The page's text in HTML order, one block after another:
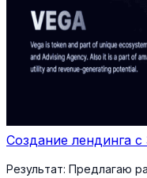
Создание лендинга
Результат: Предлагаю